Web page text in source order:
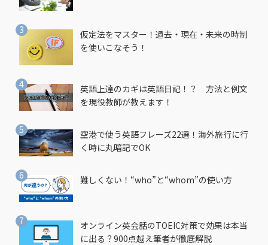
仮定法をマスター！過去・現在・未来の時制
を使いこなそう！
英語上達のカギは英語日記！？ 方法と例文
を現役教師が教えます！
空港で使う英語フレーズ22選！海外旅行に行
く時に丸暗記でOK
難しくない！“who”と“whom”の使い方
オンライン英会話のTOEIC対策で効果は本当
に出る？900点越え筆者が徹底解説